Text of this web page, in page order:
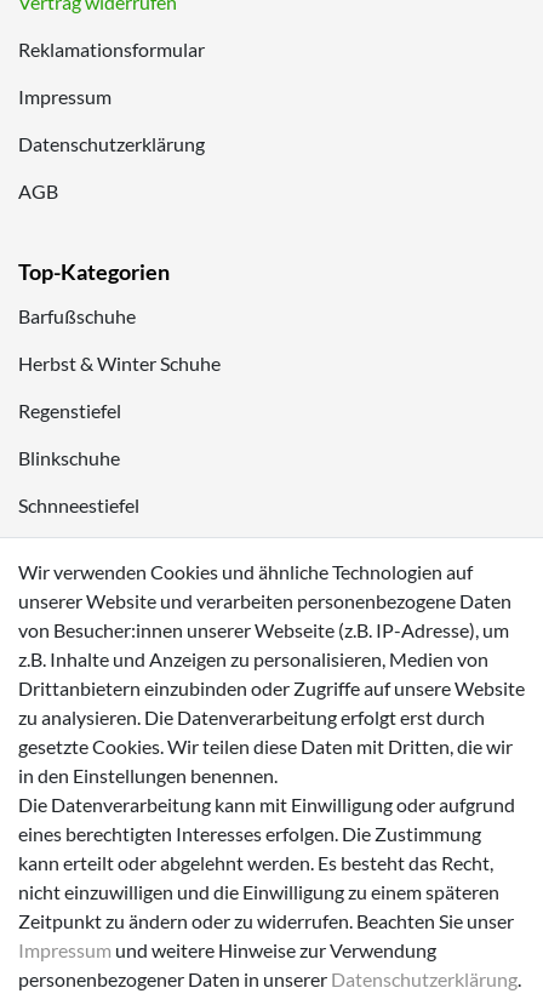
Reklamationsformular
Impressum
Datenschutzerklärung
AGB
Top-Kategorien
Barfußschuhe
Herbst & Winter Schuhe
Regenstiefel
Blinkschuhe
Schnneestiefel
Sneaker
Zahlungsmöglichkeiten
Versanddienstleister
Wir verwenden Cookies und ähnliche Technologien auf
unserer Website und verarbeiten personenbezogene Daten
von Besucher:innen unserer Webseite (z.B. IP-Adresse), um
z.B. Inhalte und Anzeigen zu personalisieren, Medien von
Drittanbietern einzubinden oder Zugriffe auf unsere Website
zu analysieren. Die Datenverarbeitung erfolgt erst durch
gesetzte Cookies. Wir teilen diese Daten mit Dritten, die wir
in den Einstellungen benennen.
Die Datenverarbeitung kann mit Einwilligung oder aufgrund
eines berechtigten Interesses erfolgen. Die Zustimmung
kann erteilt oder abgelehnt werden. Es besteht das Recht,
nicht einzuwilligen und die Einwilligung zu einem späteren
Zeitpunkt zu ändern oder zu widerrufen. Beachten Sie unser
Impressum und weitere Hinweise zur Verwendung
personenbezogener Daten in unserer Daten­schutz­erklärung.